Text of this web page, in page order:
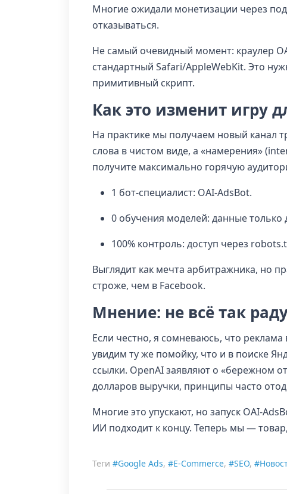
Многие ожидали монетизации через
отказываться.
Не самый очевидный момент: краулер
стандартный Safari/AppleWebKit. Это
примитивный скрипт.
Как это изменит игру
На практике мы получаем новый канал
слова в чистом виде, а «намерения»
получите максимально горячую
1 бот-специалист: OAI-AdsBot.
0 обучения моделей: данные только
100% контроль: доступ через
Выглядит как мечта арбитражника, но
строже, чем в Facebook.
Мнение: не всё так
Если честно, я сомневаюсь, что
увидим ту же помойку, что и в поиске
ссылки. OpenAI заявляют о «бережном
долларов выручки, принципы часто
Многие это упускают, но запуск OAI-
ИИ подходит к концу. Теперь мы —
Теги #Google Ads, #E-Commerce, #SEO,